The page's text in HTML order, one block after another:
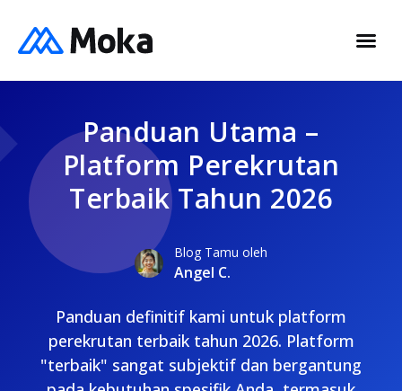
Panduan Utama –
Platform Perekrutan
Terbaik Tahun 2026
Blog Tamu oleh
Angel C.
Panduan definitif kami untuk platform
perekrutan terbaik tahun 2026. Platform
"terbaik" sangat subjektif dan bergantung